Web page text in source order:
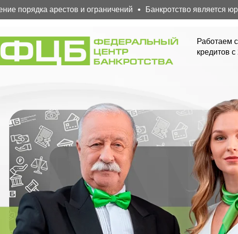
арестов и ограничений Банкротство является
Работаем
кредитов с